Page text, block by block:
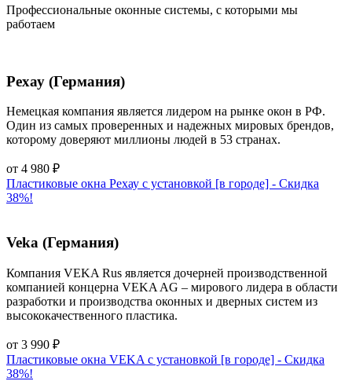
Профессиональные оконные системы, с которыми мы
работаем
Рехау (Германия)
Немецкая компания является лидером на рынке окон в РФ.
Один из самых проверенных и надежных мировых брендов,
которому доверяют миллионы людей в 53 странах.
от 4 980 ₽
Пластиковые окна Рехау с установкой [в городе] - Cкидка
38%!
Veka (Германия)
Компания VEKA Rus является дочерней производственной
компанией концерна VEKA AG – мирового лидера в области
разработки и производства оконных и дверных систем из
высококачественного пластика.
от 3 990 ₽
Пластиковые окна VEKA с установкой [в городе] - Cкидка
38%!